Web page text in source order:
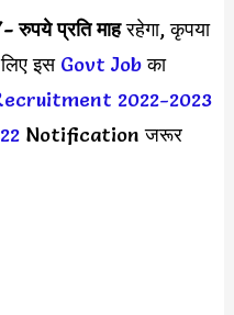
रुपये प्रति माहरहेगा, कृपया
इस Govt Jobका
2022-2023
Notification जरूर